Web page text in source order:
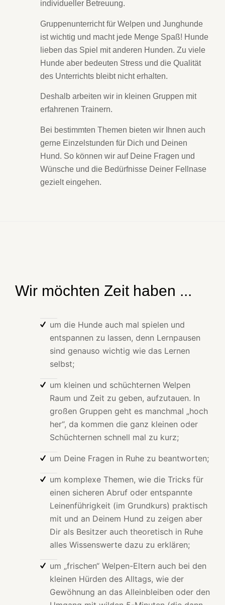
individueller Betreuung.
Gruppenunterricht für Welpen und Junghunde
ist wichtig und macht jede Menge Spaß! Hunde
lieben das Spiel mit anderen Hunden. Zu viele
Hunde aber bedeuten Stress und die Qualität
des Unterrichts bleibt nicht erhalten.
Deshalb arbeiten wir in kleinen Gruppen mit
erfahrenen Trainern.
Bei bestimmten Themen bieten wir Ihnen auch
gerne Einzelstunden für Dich und Deinen
Hund. So können wir auf Deine Fragen und
Wünsche und die Bedürfnisse Deiner Fellnase
gezielt eingehen.
Wir möchten Zeit haben ...
um die Hunde auch mal spielen und
entspannen zu lassen, denn Lernpausen
sind genauso wichtig wie das Lernen
selbst;
um kleinen und schüchternen Welpen
Raum und Zeit zu geben, aufzutauen. In
großen Gruppen geht es manchmal „hoch
her“, da kommen die ganz kleinen oder
Schüchternen schnell mal zu kurz;
um Deine Fragen in Ruhe zu beantworten;
um komplexe Themen, wie die Tricks für
einen sicheren Abruf oder entspannte
Leinenführigkeit (im Grundkurs) praktisch
mit und an Deinem Hund zu zeigen aber
Dir als Besitzer auch theoretisch in Ruhe
alles Wissenswerte dazu zu erklären;
um „frischen“ Welpen-Eltern auch bei den
kleinen Hürden des Alltags, wie der
Gewöhnung an das Alleinbleiben oder den